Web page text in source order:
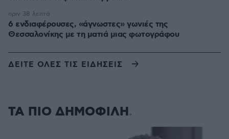
6 ενδιαφέρουσες, «άγνωστες» γωνιές της
Θεσσαλονίκης με τη ματιά μιας φωτογράφου
πριν 38 λεπτά
ΔΕΙΤΕ ΟΛΕΣ ΤΙΣ ΕΙΔΗΣΕΙΣ
ΤΑ ΠΙΟ ΔΗΜΟΦΙΛΗ